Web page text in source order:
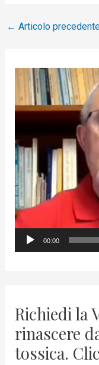
← Articolo
d
o
P
l
a
y
00:00
Richiedi la
rinascere
tossica.